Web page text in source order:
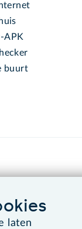
APK
buurt
laten